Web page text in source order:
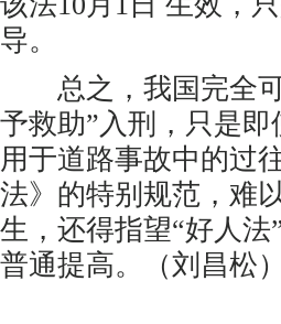
导。
总之，我国完全可
予救助”入刑，只是
用于道路事故中的过
法》的特别规范，难
生，还得指望“好人
普通提高。（刘昌松）